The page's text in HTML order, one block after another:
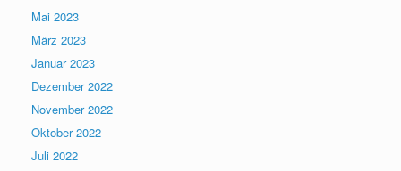
Mai 2023
März 2023
Januar 2023
Dezember 2022
November 2022
Oktober 2022
Juli 2022